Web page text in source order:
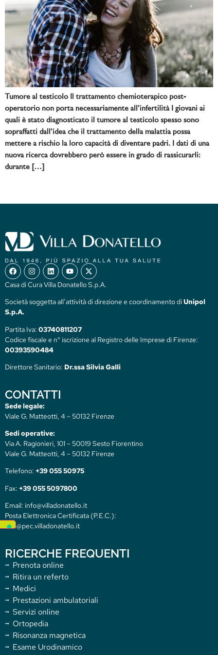
Tumore al testicolo Il trattamento chemioterapico post-
operatorio non porta necessariamente all’infertilità I giovani ai
quali è stato diagnosticato il tumore al testicolo spesso sono
sopraffatti dall’idea che il trattamento della malattia possa
mettere a rischio la loro capacità di diventare padri. I dati di una
nuova ricerca dovrebbero però essere in grado di rassicurarli:
durante […]
Casa di Cura Villa Donatello S.p.A.
Società soggetta all’attività di direzione e coordinamento diUnipol
S.p.A.
Partita Iva: 03740811207
Codice fiscale e n° iscrizione al Registro delle Imprese di Firenze:
00393590484
Direttore Sanitario: Dr.ssa Silvia Galli
CONTATTI
Sede legale:
Viale G. Matteotti, 4 – 50132 Firenze
Sedi operative:
Via A. Ragionieri, 101 – 50019 Sesto Fiorentino
Viale G. Matteotti, 4 – 50132 Firenze
Telefono: +39 055 50975
Fax: +39 055 5097800
Email: info@villadonatello.it
Posta Elettronica Certificata (P.E.C.):
info@pec.villadonatello.it
RICERCHE FREQUENTI
Prenota online
Ritira un referto
Medici
Prestazioni ambulatoriali
Servizi online
Ortopedia
Risonanza magnetica
Esame Urodinamico